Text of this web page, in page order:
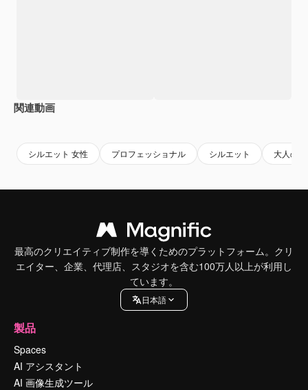
関連動画
シルエット 女性 プロフェッショナル シルエット 大人の
最高のクリエイティブ制作を導くためのプラットフォーム。クリ
エイター、企業、代理店、スタジオを含む100万人以上が利用し
ています。
日本語
製品
Spaces
AI アシスタント
AI 画像生成ツール